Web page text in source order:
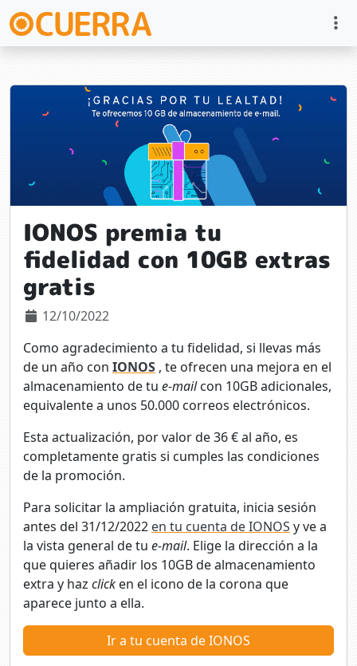
IONOS premia tu
fidelidad con 10GB extras
gratis
12/10/2022
Como agradecimiento a tu fidelidad, si llevas más
de un año con IONOS , te ofrecen una mejora en el
almacenamiento de tu e-mailcon 10GB adicionales,
equivalente a unos 50.000 correos electrónicos.
Esta actualización, por valor de 36 € al año, es
completamente gratis si cumples las condiciones
de la promoción.
Para solicitar la ampliación gratuita, inicia sesión
antes del 31/12/2022 en tu cuenta de IONOS y ve a
la vista general de tu e-mail. Elige la dirección a la
que quieres añadir los 10GB de almacenamiento
extra y haz click en el icono de la corona que
aparece junto a ella.
Ir a tu cuenta de IONOS